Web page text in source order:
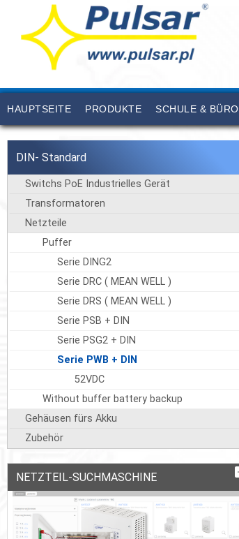
HAUPTSEITE PRODUKTE SCHULE & BÜRO
DIN- Standard
Switchs PoE Industrielles Gerät
Transformatoren
Netzteile
Puffer
Serie DING2
Serie DRC ( MEAN WELL )
Serie DRS ( MEAN WELL )
Serie PSB + DIN
Serie PSG2 + DIN
Serie PWB + DIN
52VDC
Without buffer battery backup
Gehäusen fürs Akku
Zubehör
NETZTEIL-SUCHMASCHINE